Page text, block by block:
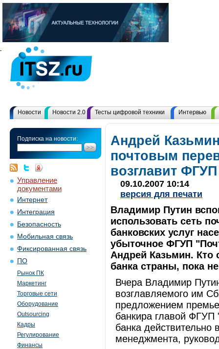
Новости Новости 2.0 Тесты цифровой техники Интервью
Подписка на новости:
Управление
документами
Интернет
Интеграция
Безопасность
Мобильная связь
Фиксированная связь
ПО
Рынок ПК
Маркетинг
Торговые сети
Оборудование
Outsourcing
Кадры
Регулирование
Финансы
Андрей
почтовым
возглавит
09.10.2007 10:14
версия для печати
Владимир Путин
использовать сеть
банковских услуг
убыточное ФГУП
Андрей Казьмин. Кто
банка страны, пока
Вчера Владимир
возглавляемого им
предложением
банкира главой ФГУП
банка действительно
менеджмента,